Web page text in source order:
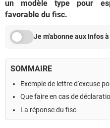
un modèle type pour
favorable du fisc.
Je m'abonne aux Infos
SOMMAIRE
Exemple de lettre d'excuse
Que faire en cas de
La réponse du fisc